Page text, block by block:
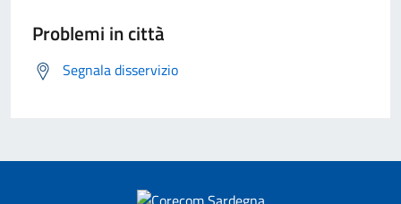
Problemi in città
Segnala disservizio